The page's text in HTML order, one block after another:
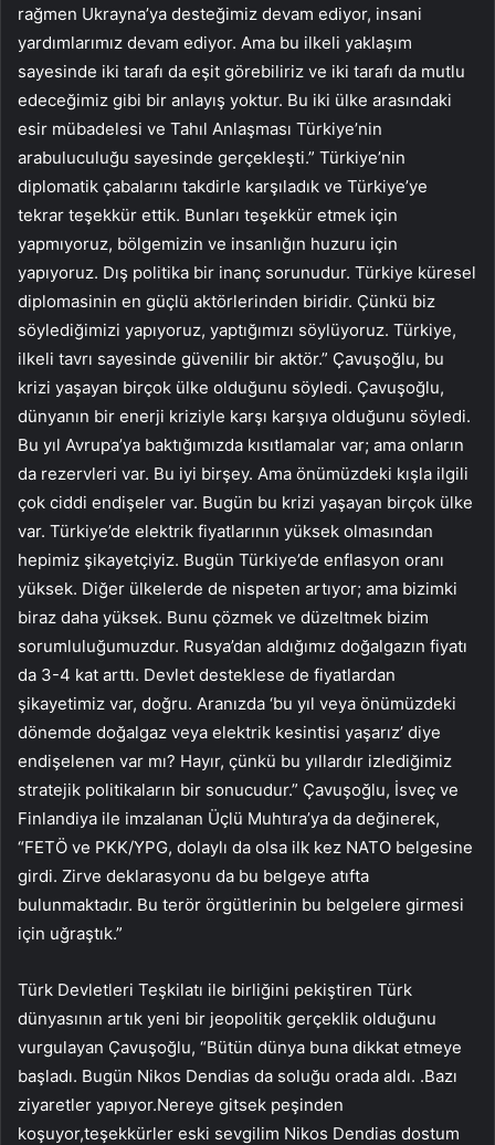
rağmen Ukrayna’ya desteğimiz devam ediyor, insani
yardımlarımız devam ediyor. Ama bu ilkeli yaklaşım
sayesinde iki tarafı da eşit görebiliriz ve iki tarafı da mutlu
edeceğimiz gibi bir anlayış yoktur. Bu iki ülke arasındaki
esir mübadelesi ve Tahıl Anlaşması Türkiye’nin
arabuluculuğu sayesinde gerçekleşti.” Türkiye’nin
diplomatik çabalarını takdirle karşıladık ve Türkiye’ye
tekrar teşekkür ettik. Bunları teşekkür etmek için
yapmıyoruz, bölgemizin ve insanlığın huzuru için
yapıyoruz. Dış politika bir inanç sorunudur. Türkiye küresel
diplomasinin en güçlü aktörlerinden biridir. Çünkü biz
söylediğimizi yapıyoruz, yaptığımızı söylüyoruz. Türkiye,
ilkeli tavrı sayesinde güvenilir bir aktör.” Çavuşoğlu, bu
krizi yaşayan birçok ülke olduğunu söyledi. Çavuşoğlu,
dünyanın bir enerji kriziyle karşı karşıya olduğunu söyledi.
Bu yıl Avrupa’ya baktığımızda kısıtlamalar var; ama onların
da rezervleri var. Bu iyi birşey. Ama önümüzdeki kışla ilgili
çok ciddi endişeler var. Bugün bu krizi yaşayan birçok ülke
var. Türkiye’de elektrik fiyatlarının yüksek olmasından
hepimiz şikayetçiyiz. Bugün Türkiye’de enflasyon oranı
yüksek. Diğer ülkelerde de nispeten artıyor; ama bizimki
biraz daha yüksek. Bunu çözmek ve düzeltmek bizim
sorumluluğumuzdur. Rusya’dan aldığımız doğalgazın fiyatı
da 3-4 kat arttı. Devlet desteklese de fiyatlardan
şikayetimiz var, doğru. Aranızda ‘bu yıl veya önümüzdeki
dönemde doğalgaz veya elektrik kesintisi yaşarız’ diye
endişelenen var mı? Hayır, çünkü bu yıllardır izlediğimiz
stratejik politikaların bir sonucudur.” Çavuşoğlu, İsveç ve
Finlandiya ile imzalanan Üçlü Muhtıra’ya da değinerek,
“FETÖ ve PKK/YPG, dolaylı da olsa ilk kez NATO belgesine
girdi. Zirve deklarasyonu da bu belgeye atıfta
bulunmaktadır. Bu terör örgütlerinin bu belgelere girmesi
için uğraştık.”
Türk Devletleri Teşkilatı ile birliğini pekiştiren Türk
dünyasının artık yeni bir jeopolitik gerçeklik olduğunu
vurgulayan Çavuşoğlu, “Bütün dünya buna dikkat etmeye
başladı. Bugün Nikos Dendias da soluğu orada aldı. .Bazı
ziyaretler yapıyor.Nereye gitsek peşinden
koşuyor,teşekkürler eski sevgilim Nikos Dendias dostum